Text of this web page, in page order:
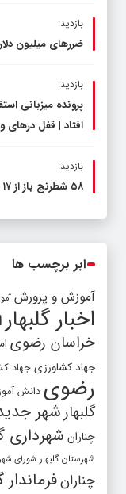
بازدید:
ضررهای میلیون
بازدید:
پرونده میزبانی
افتاد | قفل در‌های
بازدید:
۵۸ شطرنج‌ باز از ۱۷ استان در حال رقابت در گلمکان
ابر برچسب ها
آموزش و پرورش
اخبار گلبهار
خراسان رضوی
جهاد کشاورزی جهاد
رضوی دانش
گلبهارشهر
چناران شهرداری
شهرستان گلبهار شورای شهر
چنارانفرماندار